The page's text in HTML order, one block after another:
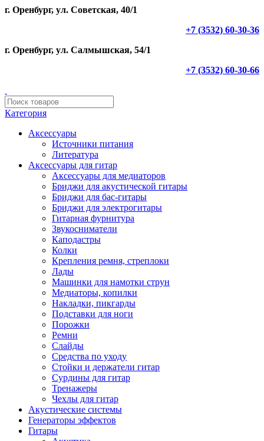
г. Оренбург, ул. Советская, 40/1
+7 (3532) 60-30-36
г. Оренбург, ул. Салмышская, 54/1
+7 (3532) 60-30-66
Категория
Аксессуары
Источники питания
Литература
Аксессуары для гитар
Аксессуары для медиаторов
Бриджи для акустической гитары
Бриджи для бас-гитары
Бриджи для электрогитары
Гитарная фурнитура
Звукосниматели
Каподастры
Колки
Крепления ремня, стреплоки
Лады
Машинки для намотки струн
Медиаторы, копилки
Накладки, пикгарды
Подставки для ноги
Порожки
Ремни
Слайды
Средства по уходу
Стойки и держатели гитар
Сурдины для гитар
Тренажеры
Чехлы для гитар
Акустические системы
Генераторы эффектов
Гитары